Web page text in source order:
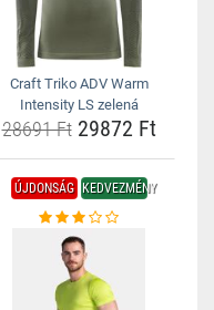
Craft Triko ADV Warm
Intensity LS zelená
28691 Ft29872 Ft
ÚJDONSÁG KEDVEZMÉNY